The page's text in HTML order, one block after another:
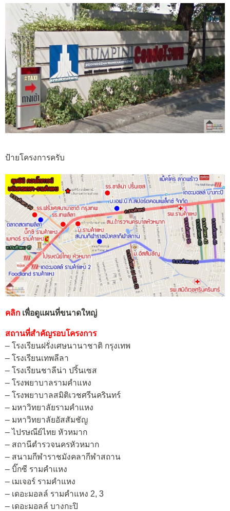
ป้ายโครงการครับ
คลิก เพื่อดูแผนที่ขนาดใหญ่
สถานที่สำคัญรอบโครงการ
– โรงเรียนฝรั่งเศษนานาชาติ กรุงเทพ
– โรงเรียนเทพลีลา
– โรงเรียนชาลีน่า ปริ้นเซส
– โรงพยาบาลรามคำแหง
– โรงพยาบาลสมิติเวชศรีนครินทร์
– มหาวิทยาลัยรามคำแหง
– มหาวิทยาลัยอัสสัมชัญ
– ไปรษณีย์ไทย หัวหมาก
– สถานีตำรวจนครหัวหมาก
– สนามกีฬาราชมังคลากีฬาสถาน
– บิ๊กซี รามคำแหง
– เมเจอร์ รามคำแหง
– เดอะมอลล์ รามคำแหง 2, 3
– เดอะมอลล์ บางกะปิ